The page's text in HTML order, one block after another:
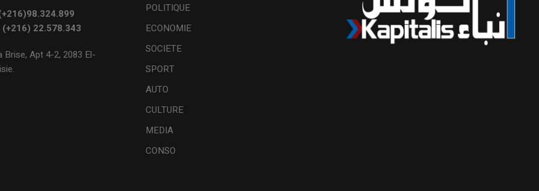
22.578.343
Brise, Apt 4-2, 2083 El-
POLITIQUE
ECONOMIE
SOCIETE
SPORT
AUTO
CULTURE
MEDIA
CONSO